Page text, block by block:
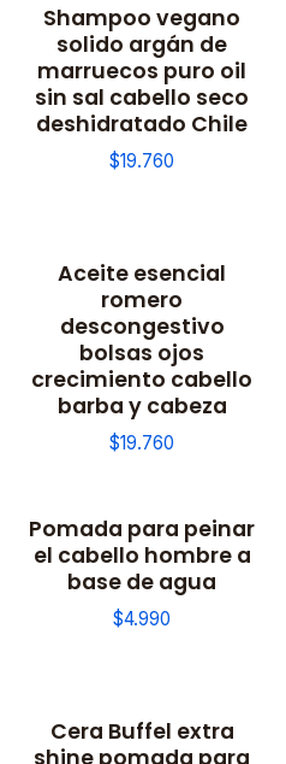
Shampoo vegano
solido argán de
marruecos puro oil
sin sal cabello seco
deshidratado Chile
$19.760
Aceite esencial
romero
descongestivo
bolsas ojos
crecimiento cabello
barba y cabeza
$19.760
No disponible
Pomada para peinar
el cabello hombre a
base de agua
$4.990
Cera Buffel extra
shine pomada para